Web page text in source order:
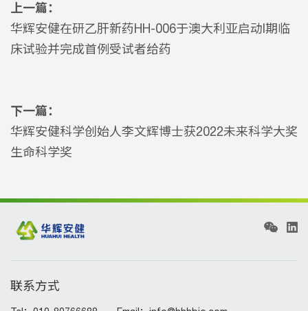
上一篇：
华辉安健在研乙肝新药HH-006于澳大利亚启动I期临
床试验并完成首例受试者给药
下一篇：
华辉安健科学创始人李文辉博士获2022未来科学大奖
生命科学奖
联系方式